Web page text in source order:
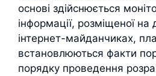
основі здійснюється
інформації, розміщеної на
інтернет-майданчиках,
встановлюються факти
порядку проведення